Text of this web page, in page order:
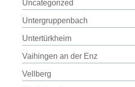
Uncategorized
Untergruppenbach
Untertürkheim
Vaihingen an der Enz
Vellberg